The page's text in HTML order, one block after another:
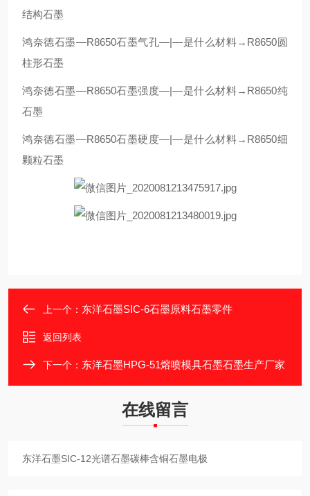
结构石墨
鸿奈德石墨—R8650石墨气孔—|—是什么材料→R8650圆
柱形石墨
鸿奈德石墨—R8650石墨强度—|—是什么材料→R8650纯
石墨
鸿奈德石墨—R8650石墨硬度—|—是什么材料→R8650细
颗粒石墨
上一个： 东洋石墨SIC-6石墨原料石墨零件
返回列表
下一个： 东洋石墨HPG-51熔喷模具石墨石墨生产厂家
在线留言